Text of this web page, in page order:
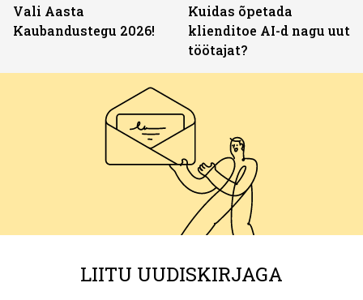
Vali Aasta
Kaubandustegu 2026!
Kuidas õpetada
klienditoe AI-d nagu uut
töötajat?
LIITU UUDISKIRJAGA